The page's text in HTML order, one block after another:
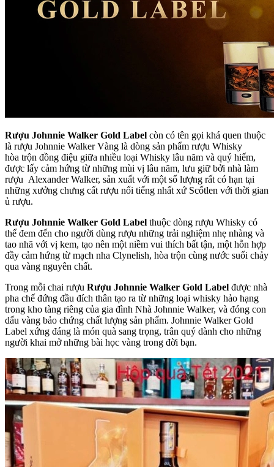
Rượu Johnnie Walker Gold Label còn có tên gọi khá quen thuộc
là rượu Johnnie Walker Vàng là dòng sản phẩm rượu Whisky
hòa trộn đồng điệu giữa nhiều loại Whisky lâu năm và quý hiếm,
được lấy cảm hứng từ những mùi vị lâu năm, lưu giữ bởi nhà làm
rượu Alexander Walker, sản xuất với một số lượng rất có hạn tại
những xưởng chưng cất rượu nổi tiếng nhất xứ Scốtlen với thời gian
ủ rượu.
Rượu Johnnie Walker Gold Label thuộc dòng rượu Whisky có
thể đem đến cho người dùng rượu những trải nghiệm nhẹ nhàng và
tao nhã với vị kem, tạo nên một niềm vui thích bất tận, một hỗn hợp
đầy cảm hứng từ mạch nha Clynelish, hòa trộn cùng nước suối chảy
qua vàng nguyên chất.
Trong mỗi chai rượu Rượu Johnnie Walker Gold Label được nhà
pha chế đứng đầu đích thân tạo ra từ những loại whisky hảo hạng
trong kho tàng riêng của gia đình Nhà Johnnie Walker, và đóng con
dấu vàng bảo chứng chất lượng sản phẩm. Johnnie Walker Gold
Label xứng đáng là món quà sang trọng, trân quý dành cho những
người khai mở những bài học vàng trong đời bạn.